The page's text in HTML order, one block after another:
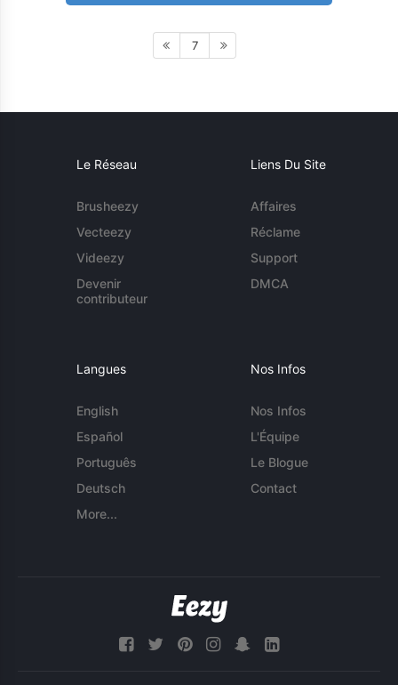
7
Le Réseau
Brusheezy
Vecteezy
Videezy
Devenir
contributeur
Liens Du Site
Affaires
Réclame
Support
DMCA
Langues
English
Español
Português
Deutsch
More...
Nos Infos
Nos Infos
L'Équipe
Le Blogue
Contact